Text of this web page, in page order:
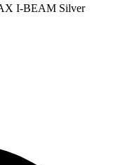
I-BEAM Silver